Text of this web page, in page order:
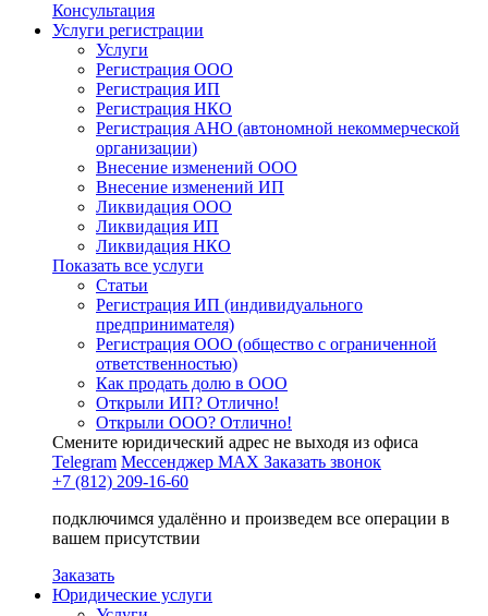
Консультация
Услуги регистрации
Услуги
Регистрация ООО
Регистрация ИП
Регистрация НКО
Регистрация АНО (автономной некоммерческой
организации)
Внесение изменений ООО
Внесение изменений ИП
Ликвидация ООО
Ликвидация ИП
Ликвидация НКО
Показать все услуги
Статьи
Регистрация ИП (индивидуального
предпринимателя)
Регистрация ООО (общество с ограниченной
ответственностью)
Как продать долю в ООО
Открыли ИП? Отлично!
Открыли ООО? Отлично!
Смените юридический адрес не выходя из офиса
Telegram Мессенджер MAX Заказать звонок
+7 (812) 209-16-60
подключимся удалённо и произведем все операции в
вашем присутствии
Заказать
Юридические услуги